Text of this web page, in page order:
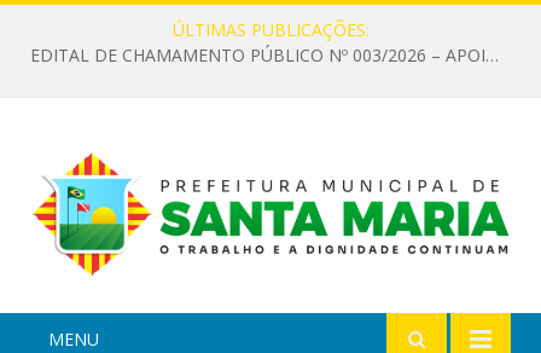
ÚLTIMAS PUBLICAÇÕES:
EDITAL DE CHAMAMENTO PÚBLICO Nº 003/2026 – APOIO À INFRAESTRUTURA CULTURAL
MENU